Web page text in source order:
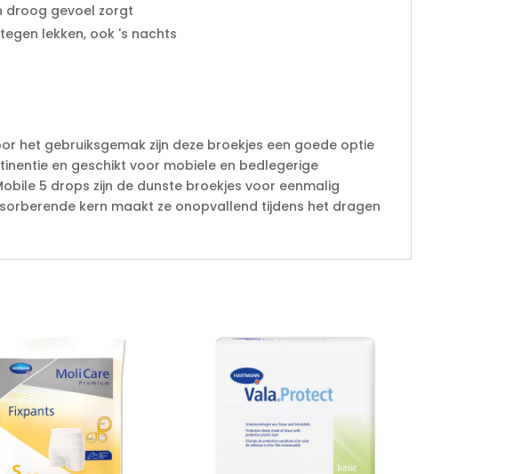
droog gevoel zorgt
lekken, ook 's nachts
het gebruiksgemak zijn deze broekjes een goede optie
en geschikt voor mobiele en bedlegerige
5 drops zijn de dunste broekjes voor eenmalig
kern maakt ze onopvallend tijdens het dragen